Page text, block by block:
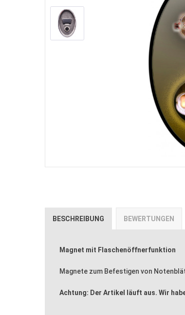
BESCHREIBUNG BEWERTUNGEN
Magnet mit Flaschenöffnerfunktion
Magnete zum Befestigen von
Achtung: Der Artikel läuft aus. Wir